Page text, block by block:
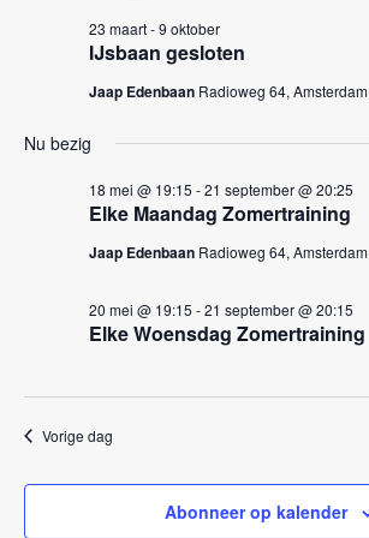
IJsbaan gesloten
23 maart-9 oktober
Jaap Edenbaan Radioweg 64, Amsterdam
Nu bezig
Elke Maandag Zomertraining
18 mei @ 19:15 -21 september @ 20:25
Jaap Edenbaan Radioweg 64, Amsterdam
Elke Woensdag Zomertraining
20 mei @ 19:15 -21 september @ 20:15
Vorige dag
Abonneer op kalender